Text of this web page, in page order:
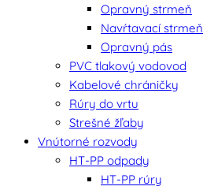
Opravný strmeň
Navŕtavací strmeň
Opravný pás
PVC tlakový vodovod
Kabelové chráničky
Rúry do vrtu
Strešné žľaby
Vnútorné rozvody
HT-PP odpady
HT-PP rúry